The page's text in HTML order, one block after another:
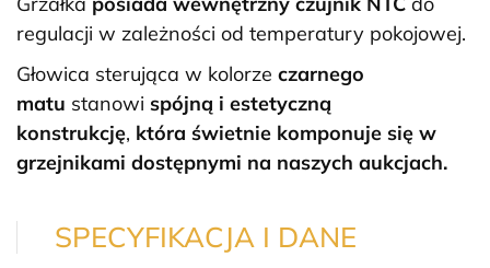
regulacji w zależności od temperatury pokojowej.
Głowica sterująca w kolorze czarnego
matu stanowi spójną i estetyczną
konstrukcję, która świetnie komponuje się w
grzejnikami dostępnymi na naszych aukcjach.
SPECYFIKACJA I DANE